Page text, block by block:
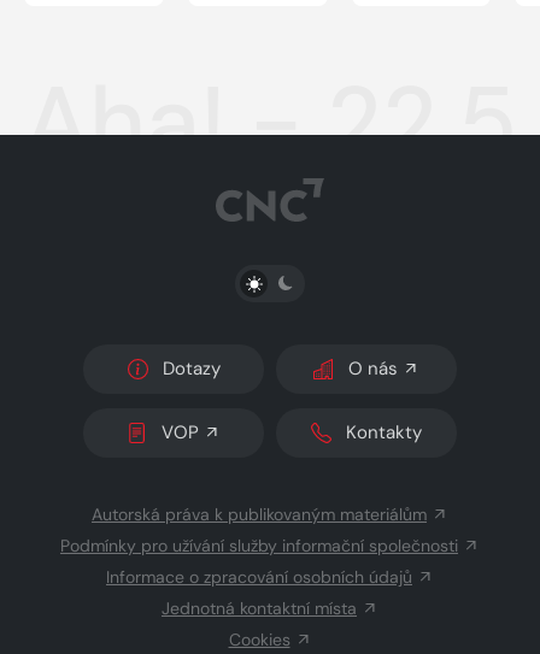
Aha! -
PŘEPNOUT SVĚTLÝ/TMAVÝ REŽIM
Dotazy O nás
VOP Kontakty
Autorská práva k publikovaným materiálům
Podmínky pro užívání služby informační společnosti
Informace o zpracování osobních údajů
Jednotná kontaktní místa
Cookies